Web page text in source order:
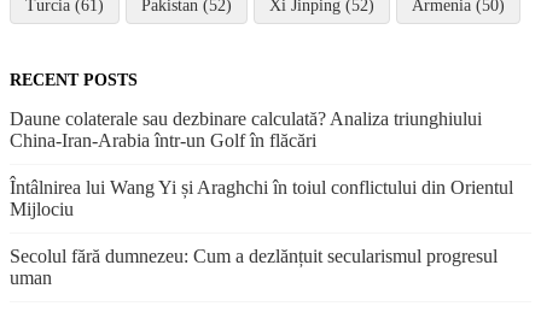
Turcia (61) Pakistan (52) Xi Jinping (52) Armenia (50)
RECENT POSTS
Daune colaterale sau dezbinare calculată? Analiza triunghiului
China-Iran-Arabia într-un Golf în flăcări
Întâlnirea lui Wang Yi și Araghchi în toiul conflictului din Orientul
Mijlociu
Secolul fără dumnezeu: Cum a dezlănțuit secularismul progresul
uman